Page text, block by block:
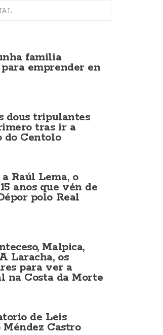
familia
para emprender en
dous tripulantes
tras ir a
do Centolo
Raúl Lema, o
anos que vén de
polo Real
Malpica,
Laracha, os
para ver a
na Costa da Morte
de Leis
Méndez Castro